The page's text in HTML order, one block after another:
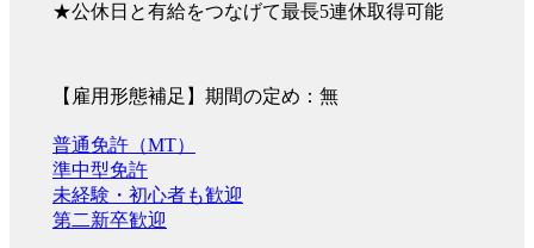
★公休日と有給をつなげて最長5連休取得可能
【雇用形態補足】期間の定め：無
普通免許（MT）
準中型免許
未経験・初心者も歓迎
第二新卒歓迎